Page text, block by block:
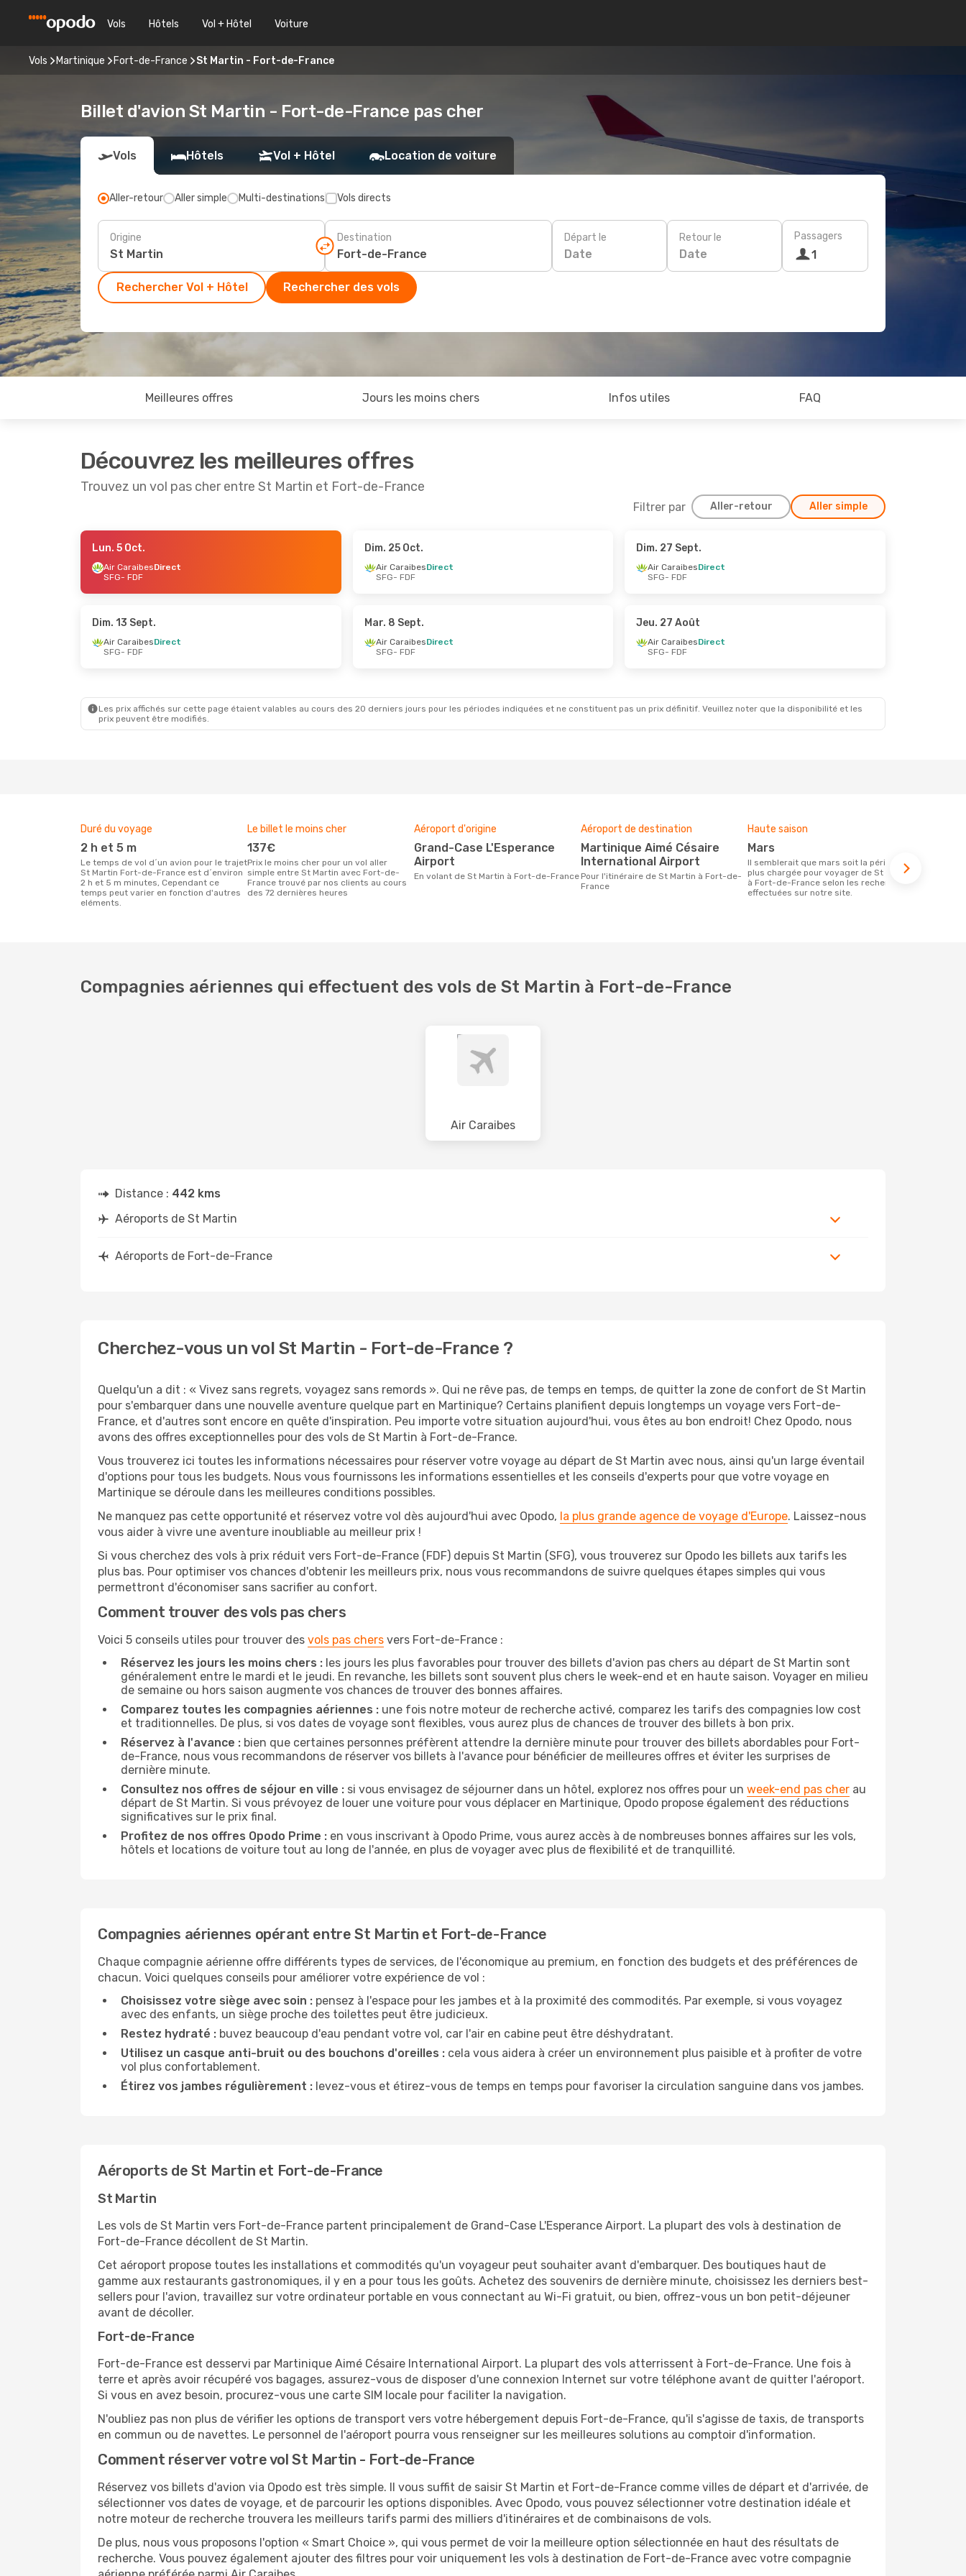
Vols Hôtels Vol + Hôtel Voiture
Vols Martinique Fort-de-France St Martin - Fort-de-France
Billet d'avion St Martin - Fort-de-France pas cher
Vols Hôtels Vol + Hôtel Location de voiture
Aller-retour Aller simple Multi-destinations Vols directs
Origine Destination Départ le
Date
Retour le
Date
Passagers
1
Rechercher Vol + Hôtel Rechercher des vols
Meilleures offres Jours les moins chers Infos utiles FAQ
Découvrez les meilleures offres
Trouvez un vol pas cher entre St Martin et Fort-de-France
Filtrer par Aller-retour Aller simple
- Mar. 8 Sept.
Lun. 5 Oct.
Air CaraibesDirect
SFG- FDF
Dim. 25 Oct.
Air CaraibesDirect
SFG- FDF
Dim. 27 Sept.
Air CaraibesDirect
SFG- FDF
Dim. 13 Sept.
Air CaraibesDirect
SFG- FDF
Mar. 8 Sept.
Air CaraibesDirect
SFG- FDF
Jeu. 27 Août
Air CaraibesDirect
SFG- FDF
Les prix affichés sur cette page étaient valables au cours des 20 derniers jours pour les périodes indiquées et ne constituent pas un prix définitif. Veuillez noter que la disponibilité et les
prix peuvent être modifiés.
Duré du voyage
2 h et 5 m
Le temps de vol d´un avion pour le trajet
St Martin Fort-de-France est d´environ
2 h et 5 m minutes, Cependant ce
temps peut varier en fonction d'autres
eléments.
Le billet le moins cher
137€
Prix le moins cher pour un vol aller
simple entre St Martin avec Fort-de-
France trouvé par nos clients au cours
des 72 dernières heures
Aéroport d'origine
Grand-Case L'Esperance
Airport
En volant de St Martin à Fort-de-France
Aéroport de destination
Martinique Aimé Césaire
International Airport
Pour l'itinéraire de St Martin à Fort-de-
France
Haute saison
mars
Il semblerait que mars soit la période la
plus chargée pour voyager de St Martin
à Fort-de-France selon les recherches
effectuées sur notre site.
Compagnies aériennes qui effectuent des vols de St Martin à Fort-de-France
Air Caraibes
Distance : 442 kms
Aéroports de St Martin
Aéroports de Fort-de-France
Cherchez-vous un vol St Martin - Fort-de-France ?
Quelqu'un a dit : « Vivez sans regrets, voyagez sans remords ». Qui ne rêve pas, de temps en temps, de quitter la zone de confort de St Martin
pour s'embarquer dans une nouvelle aventure quelque part en Martinique? Certains planifient depuis longtemps un voyage vers Fort-de-
France, et d'autres sont encore en quête d'inspiration. Peu importe votre situation aujourd'hui, vous êtes au bon endroit! Chez Opodo, nous
avons des offres exceptionnelles pour des vols de St Martin à Fort-de-France.
Vous trouverez ici toutes les informations nécessaires pour réserver votre voyage au départ de St Martin avec nous, ainsi qu'un large éventail
d'options pour tous les budgets. Nous vous fournissons les informations essentielles et les conseils d'experts pour que votre voyage en
Martinique se déroule dans les meilleures conditions possibles.
Ne manquez pas cette opportunité et réservez votre vol dès aujourd'hui avec Opodo, la plus grande agence de voyage d'Europe. Laissez-nous
vous aider à vivre une aventure inoubliable au meilleur prix !
Si vous cherchez des vols à prix réduit vers Fort-de-France (FDF) depuis St Martin (SFG), vous trouverez sur Opodo les billets aux tarifs les
plus bas. Pour optimiser vos chances d'obtenir les meilleurs prix, nous vous recommandons de suivre quelques étapes simples qui vous
permettront d'économiser sans sacrifier au confort.
Comment trouver des vols pas chers
Voici 5 conseils utiles pour trouver des vols pas chers vers Fort-de-France :
Réservez les jours les moins chers : les jours les plus favorables pour trouver des billets d'avion pas chers au départ de St Martin sont
généralement entre le mardi et le jeudi. En revanche, les billets sont souvent plus chers le week-end et en haute saison. Voyager en milieu
de semaine ou hors saison augmente vos chances de trouver des bonnes affaires.
Comparez toutes les compagnies aériennes : une fois notre moteur de recherche activé, comparez les tarifs des compagnies low cost
et traditionnelles. De plus, si vos dates de voyage sont flexibles, vous aurez plus de chances de trouver des billets à bon prix.
Réservez à l'avance : bien que certaines personnes préfèrent attendre la dernière minute pour trouver des billets abordables pour Fort-
de-France, nous vous recommandons de réserver vos billets à l'avance pour bénéficier de meilleures offres et éviter les surprises de
dernière minute.
Consultez nos offres de séjour en ville : si vous envisagez de séjourner dans un hôtel, explorez nos offres pour un week-end pas cher au
départ de St Martin. Si vous prévoyez de louer une voiture pour vous déplacer en Martinique, Opodo propose également des réductions
significatives sur le prix final.
Profitez de nos offres Opodo Prime : en vous inscrivant à Opodo Prime, vous aurez accès à de nombreuses bonnes affaires sur les vols,
hôtels et locations de voiture tout au long de l'année, en plus de voyager avec plus de flexibilité et de tranquillité.
Compagnies aériennes opérant entre St Martin et Fort-de-France
Chaque compagnie aérienne offre différents types de services, de l'économique au premium, en fonction des budgets et des préférences de
chacun. Voici quelques conseils pour améliorer votre expérience de vol :
Choisissez votre siège avec soin : pensez à l'espace pour les jambes et à la proximité des commodités. Par exemple, si vous voyagez
avec des enfants, un siège proche des toilettes peut être judicieux.
Restez hydraté : buvez beaucoup d'eau pendant votre vol, car l'air en cabine peut être déshydratant.
Utilisez un casque anti-bruit ou des bouchons d'oreilles : cela vous aidera à créer un environnement plus paisible et à profiter de votre
vol plus confortablement.
Étirez vos jambes régulièrement : levez-vous et étirez-vous de temps en temps pour favoriser la circulation sanguine dans vos jambes.
Aéroports de St Martin et Fort-de-France
St Martin
Les vols de St Martin vers Fort-de-France partent principalement de Grand-Case L'Esperance Airport. La plupart des vols à destination de
Fort-de-France décollent de St Martin.
Cet aéroport propose toutes les installations et commodités qu'un voyageur peut souhaiter avant d'embarquer. Des boutiques haut de
gamme aux restaurants gastronomiques, il y en a pour tous les goûts. Achetez des souvenirs de dernière minute, choisissez les derniers best-
sellers pour l'avion, travaillez sur votre ordinateur portable en vous connectant au Wi-Fi gratuit, ou bien, offrez-vous un bon petit-déjeuner
avant de décoller.
Fort-de-France
Fort-de-France est desservi par Martinique Aimé Césaire International Airport. La plupart des vols atterrissent à Fort-de-France. Une fois à
terre et après avoir récupéré vos bagages, assurez-vous de disposer d'une connexion Internet sur votre téléphone avant de quitter l'aéroport.
Si vous en avez besoin, procurez-vous une carte SIM locale pour faciliter la navigation.
N'oubliez pas non plus de vérifier les options de transport vers votre hébergement depuis Fort-de-France, qu'il s'agisse de taxis, de transports
en commun ou de navettes. Le personnel de l'aéroport pourra vous renseigner sur les meilleures solutions au comptoir d'information.
Comment réserver votre vol St Martin - Fort-de-France
Réservez vos billets d'avion via Opodo est très simple. Il vous suffit de saisir St Martin et Fort-de-France comme villes de départ et d'arrivée, de
sélectionner vos dates de voyage, et de parcourir les options disponibles. Avec Opodo, vous pouvez sélectionner votre destination idéale et
notre moteur de recherche trouvera les meilleurs tarifs parmi des milliers d'itinéraires et de combinaisons de vols.
De plus, nous vous proposons l'option « Smart Choice », qui vous permet de voir la meilleure option sélectionnée en haut des résultats de
recherche. Vous pouvez également ajouter des filtres pour voir uniquement les vols à destination de Fort-de-France avec votre compagnie